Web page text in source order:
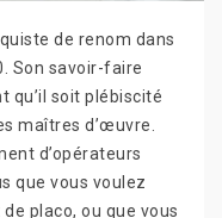
de renom dans
Son savoir-faire
qu’il soit plébiscité
maîtres d’œuvre.
d’opérateurs
que vous voulez
placo, ou que vous